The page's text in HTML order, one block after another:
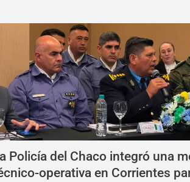
Policía del Chaco integró una
operativa en Corrientes